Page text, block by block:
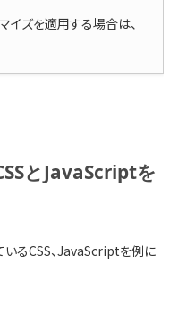
イズを適用する場合は、
とJavaScriptを
るCSS、JavaScriptを例に